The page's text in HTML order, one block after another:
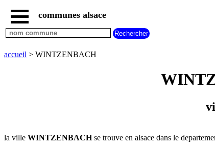
accueil
villes
rhin
commencant
villes
communes alsace
accueil > WINTZENBACH
la ville WINTZENBACHse trouve en alsace dans le